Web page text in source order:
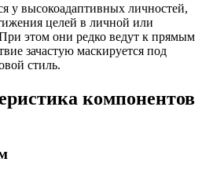
у высокоадаптивных личностей,
целей в личной или
этом они редко ведут к прямым
зачастую маскируется под
стиль.
компонентов